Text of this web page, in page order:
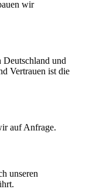
wir
und
Vertrauen ist die
auf Anfrage.
unseren